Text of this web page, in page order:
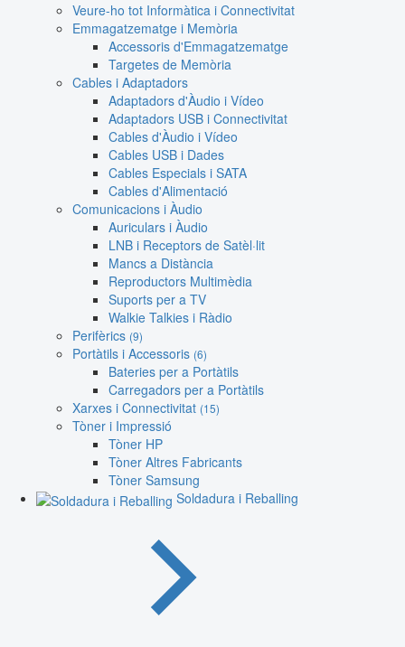
Veure-ho tot Informàtica i Connectivitat
Emmagatzematge i Memòria
Accessoris d'Emmagatzematge
Targetes de Memòria
Cables i Adaptadors
Adaptadors d'Àudio i Vídeo
Adaptadors USB i Connectivitat
Cables d'Àudio i Vídeo
Cables USB i Dades
Cables Especials i SATA
Cables d'Alimentació
Comunicacions i Àudio
Auriculars i Àudio
LNB i Receptors de Satèl·lit
Mancs a Distància
Reproductors Multimèdia
Suports per a TV
Walkie Talkies i Ràdio
Perifèrics (9)
Portàtils i Accessoris (6)
Bateries per a Portàtils
Carregadors per a Portàtils
Xarxes i Connectivitat (15)
Tòner i Impressió
Tòner HP
Tòner Altres Fabricants
Tòner Samsung
Soldadura i Reballing